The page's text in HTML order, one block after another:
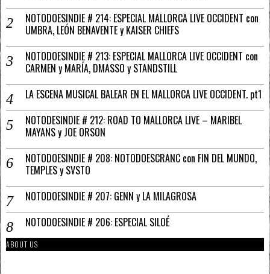
NOTODOESINDIE # 214: ESPECIAL MALLORCA LIVE OCCIDENT con
UMBRA, LEÓN BENAVENTE y KAISER CHIEFS
NOTODOESINDIE # 213: ESPECIAL MALLORCA LIVE OCCIDENT con
CARMEN y MARÍA, DMASSO y STANDSTILL
LA ESCENA MUSICAL BALEAR EN EL MALLORCA LIVE OCCIDENT. pt1
NOTODESINDIE # 212: ROAD TO MALLORCA LIVE – MARIBEL
MAYANS y JOE ORSON
NOTODOESINDIE # 208: NOTODOESCRANC con FIN DEL MUNDO,
TEMPLES y SVSTO
NOTODOESINDIE # 207: GENN y LA MILAGROSA
NOTODOESINDIE # 206: ESPECIAL SILOÉ
ABOUT US